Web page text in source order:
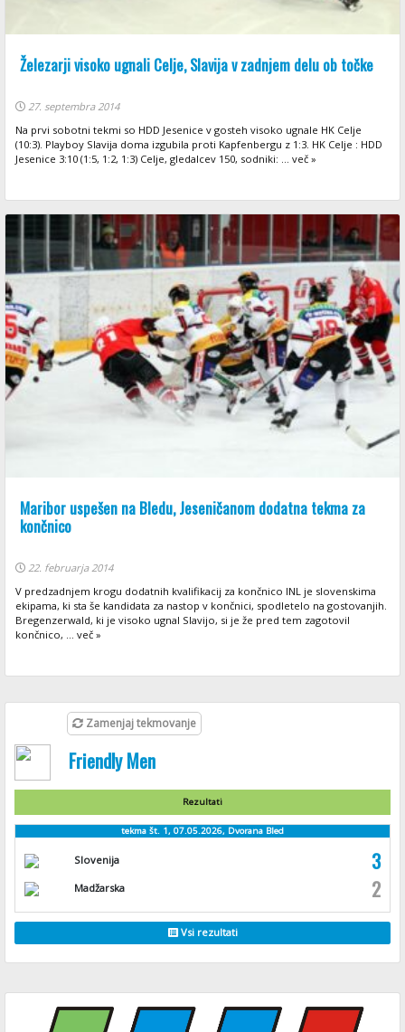
Železarji visoko ugnali Celje, Slavija v zadnjem delu ob točke
27. septembra 2014
Na prvi sobotni tekmi so HDD Jesenice v gosteh visoko ugnale HK Celje
(10:3). Playboy Slavija doma izgubila proti Kapfenbergu z 1:3. HK Celje : HDD
Jesenice 3:10 (1:5, 1:2, 1:3) Celje, gledalcev 150, sodniki: ... več »
Maribor uspešen na Bledu, Jeseničanom dodatna tekma za
končnico
22. februarja 2014
V predzadnjem krogu dodatnih kvalifikacij za končnico INL je slovenskima
ekipama, ki sta še kandidata za nastop v končnici, spodletelo na gostovanjih.
Bregenzerwald, ki je visoko ugnal Slavijo, si je že pred tem zagotovil
končnico, ... več »
Zamenjaj tekmovanje
Friendly Men
Rezultati
tekma št. 1, 07.05.2026, Dvorana Bled
Slovenija 3
Madžarska 2
Vsi rezultati